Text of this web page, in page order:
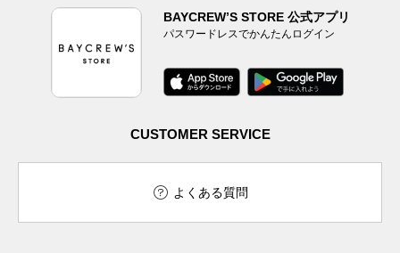
BAYCREW’S STORE 公式アプリ
パスワードレスでかんたんログイン
CUSTOMER SERVICE
よくある質問